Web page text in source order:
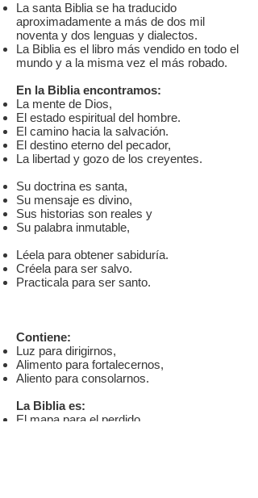
La santa Biblia se ha traducido
aproximadamente a más de dos mil
noventa y dos lenguas y dialectos.
La Biblia es el libro más vendido en todo el
mundo y a la misma vez el más robado.
En la Biblia encontramos:
La mente de Dios,
El estado espiritual del hombre.
El camino hacia la salvación.
El destino eterno del pecador,
La libertad y gozo de los creyentes.
Su doctrina es santa,
Su mensaje es divino,
Sus historias son reales y
Su palabra inmutable,
Léela para obtener sabiduría.
Créela para ser salvo.
Practicala para ser santo.
Contiene:
Luz para dirigirnos,
Alimento para fortalecernos,
Aliento para consolarnos.
La Biblia es:
El mapa para el perdido,